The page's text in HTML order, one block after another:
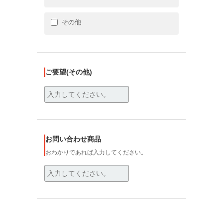
その他
ご要望(その他)
お問い合わせ商品
おわかりであれば入力してください。